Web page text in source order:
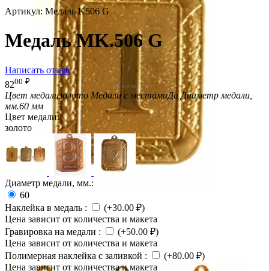
Артикул: Медаль K506 G
Медаль MK.506 G
Написать отзыв
8200 ₽
Цвет медализолото Медали с местамиДаДиаметр медали,
мм.60 мм
Цвет медали:
золото
Диаметр медали, мм.:
60
Наклейка в медаль : (+30.00 ₽)
Цена зависит от количества и макета
Гравировка на медали : (+50.00 ₽)
Цена зависит от количества и макета
Полимерная наклейка с заливкой : (+80.00 ₽)
Цена зависит от количества и макета